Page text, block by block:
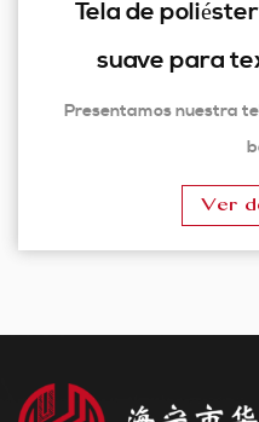
Tela de
suave para
Presentamos nuestra
Ver